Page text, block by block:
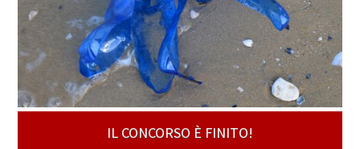
IL CONCORSO È FINITO!